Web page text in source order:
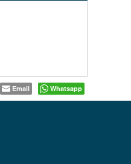
Email Whatsapp